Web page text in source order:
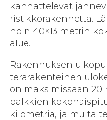
kannattelevat
ristikkorakennetta.
noin 40×13 metrin
alue.
Rakennuksen
terärakenteinen
on maksimissaan 20
palkkien
kilometriä, ja muita